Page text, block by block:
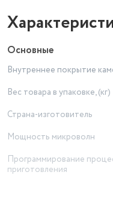
Основные
Внутреннее покрытие
Вес товара в упаковке, (кг)
Страна-изготовитель
Мощность микроволн
Программирование
приготовления